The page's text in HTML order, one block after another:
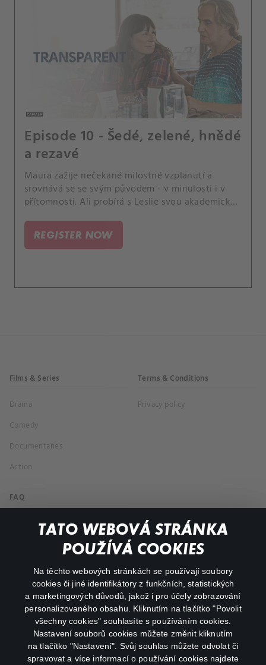
TATO WEBOVÁ STRÁNKA
POUŽÍVÁ COOKIES
Na těchto webových stránkách se používají soubory
cookies či jiné identifikátory z funkčních, statistických
a marketingových důvodů, jakož i pro účely zobrazování
personalizovaného obsahu. Kliknutím na tlačítko "Povolit
všechny cookies" souhlasíte s používáním cookies.
Nastavení souborů cookies můžete změnit kliknutím
na tlačítko "Nastavení". Svůj souhlas můžete odvolat či
spravovat a více informací o používání cookies najdete
Episode 10 - Šedé, zelené, hnědé
a rezavé
Maura zažije nečekané milostné vzplanutí a
srovnává se se svým původem - v minulosti i v
přítomnosti. Ali probírá s Leslie svou akademickou
REGISTER NOW
Films & Series
Drama
Comedy
Documentaries
Action
Terms & Conditions
Privacy policy
FAQ
My profile
facebookinstagram
youtube